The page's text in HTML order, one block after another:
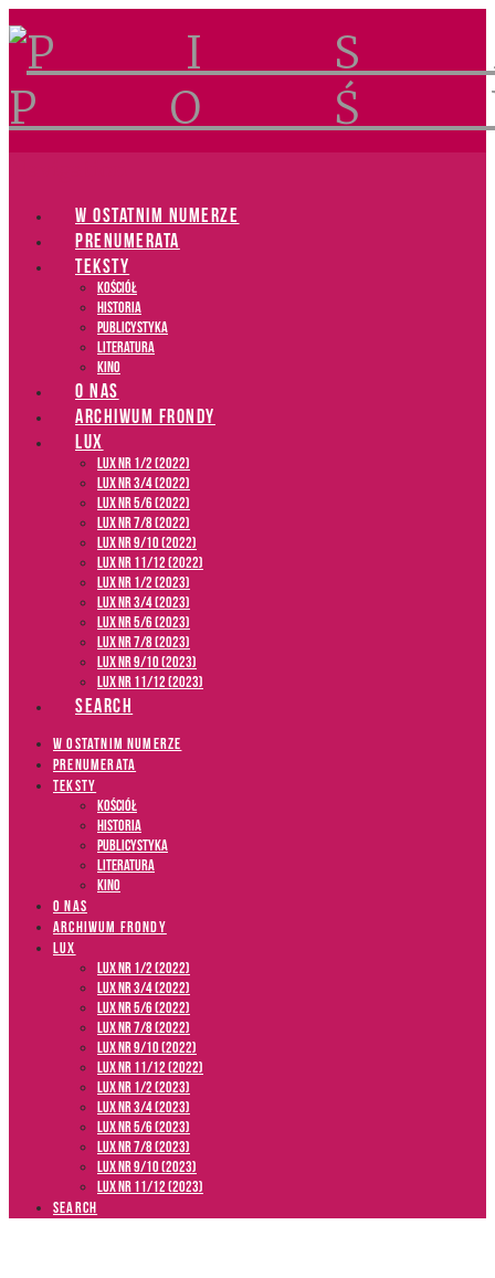
W OSTATNIM NUMERZE
PRENUMERATA
TEKSTY
Kościół
Historia
Publicystyka
Literatura
Kino
O NAS
ARCHIWUM FRONDY
LUX
LUX NR 1/2 (2022)
LUX NR 3/4 (2022)
LUX NR 5/6 (2022)
LUX NR 7/8 (2022)
LUX nr 9/10 (2022)
LUX NR 11/12 (2022)
LUX NR 1/2 (2023)
LUX NR 3/4 (2023)
LUX NR 5/6 (2023)
LUX NR 7/8 (2023)
LUX NR 9/10 (2023)
LUX NR 11/12 (2023)
SEARCH
W OSTATNIM NUMERZE
PRENUMERATA
TEKSTY
Kościół
Historia
Publicystyka
Literatura
Kino
O NAS
ARCHIWUM FRONDY
LUX
LUX NR 1/2 (2022)
LUX NR 3/4 (2022)
LUX NR 5/6 (2022)
LUX NR 7/8 (2022)
LUX nr 9/10 (2022)
LUX NR 11/12 (2022)
LUX NR 1/2 (2023)
LUX NR 3/4 (2023)
LUX NR 5/6 (2023)
LUX NR 7/8 (2023)
LUX NR 9/10 (2023)
LUX NR 11/12 (2023)
SEARCH